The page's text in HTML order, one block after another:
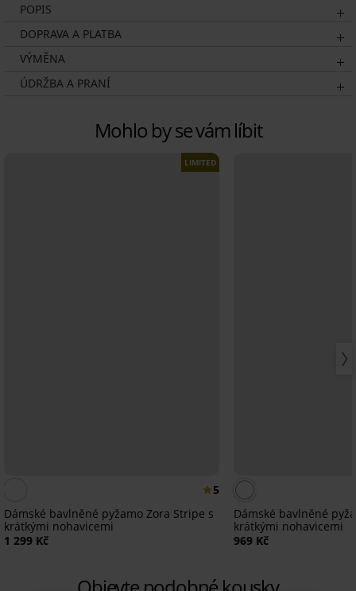
POPIS
DOPRAVA A PLATBA
VÝMĚNA
ÚDRŽBA A PRANÍ
Mohlo by se vám líbit
LIMITED
5
Dámské bavlněné pyžamo Zora Stripe s
krátkými nohavicemi
1 299 Kč
Dámské bavlněné pyžamo Maxine s
krátkými nohavicemi
969 Kč